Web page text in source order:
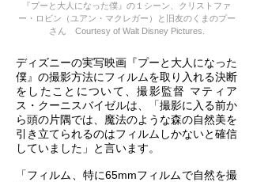
『プーと大人になった僕』の１シーン、クリストファ
ー・ロビン（ユアン・マクレガー）と旧友のくまのプー
さん Courtesy of Walt Disney Pictures.
ディズニーの実写映画『プーと大人になった
僕』の撮影方法にフィルムを取り入れる決断
をしたことについて、撮影監督 マティア
ス・クーニスバイゼルは、「撮影に入る前か
ら頭の片隅では、魔法のような森の自然美を
引き立てられるのはフィルムしかないと確信
していました」と言います。
「フィルム、特に65mmフィルムで自然を撮